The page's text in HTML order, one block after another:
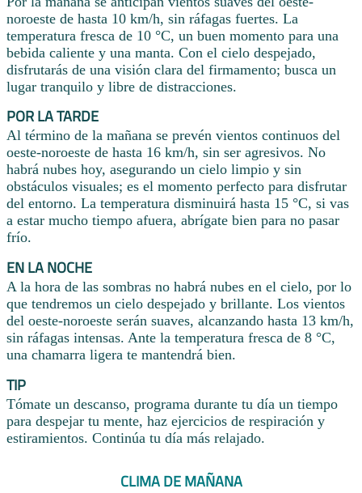
noroeste de hasta 10 km/h, sin ráfagas fuertes. La
temperatura fresca de 10 °C, un buen momento para una
bebida caliente y una manta. Con el cielo despejado,
disfrutarás de una visión clara del firmamento; busca un
lugar tranquilo y libre de distracciones.
POR LA TARDE
Al término de la mañana se prevén vientos continuos del
oeste-noroeste de hasta 16 km/h, sin ser agresivos. No
habrá nubes hoy, asegurando un cielo limpio y sin
obstáculos visuales; es el momento perfecto para disfrutar
del entorno. La temperatura disminuirá hasta 15 °C, si vas
a estar mucho tiempo afuera, abrígate bien para no pasar
frío.
EN LA NOCHE
A la hora de las sombras no habrá nubes en el cielo, por lo
que tendremos un cielo despejado y brillante. Los vientos
del oeste-noroeste serán suaves, alcanzando hasta 13 km/h,
sin ráfagas intensas. Ante la temperatura fresca de 8 °C,
una chamarra ligera te mantendrá bien.
TIP
Tómate un descanso, programa durante tu día un tiempo
para despejar tu mente, haz ejercicios de respiración y
estiramientos. Continúa tu día más relajado.
CLIMA DE MAÑANA